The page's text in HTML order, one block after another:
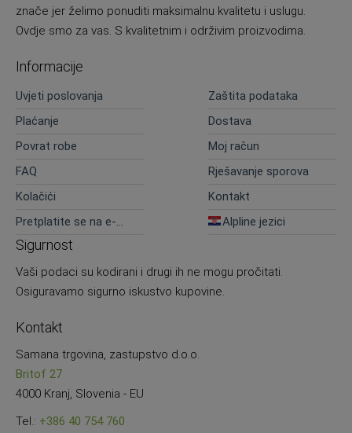
znače jer želimo ponuditi maksimalnu kvalitetu i uslugu.
Ovdje smo za vas. S kvalitetnim i održivim proizvodima.
Informacije
Uvjeti poslovanja
Zaštita podataka
Plaćanje
Dostava
Povrat robe
Moj račun
FAQ
Rješavanje sporova
Kolačići
Kontakt
Pretplatite se na e-
Alpline jezici
Sigurnost
Vaši podaci su kodirani i drugi ih ne mogu pročitati.
Osiguravamo sigurno iskustvo kupovine.
Kontakt
Samana trgovina, zastupstvo d.o.o.
Britof 27
4000 Kranj, Slovenia - EU
Tel.: +386 40 754 760